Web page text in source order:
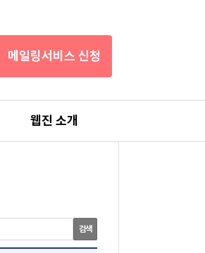
메일링서비스 신청
웹진 소개
검색